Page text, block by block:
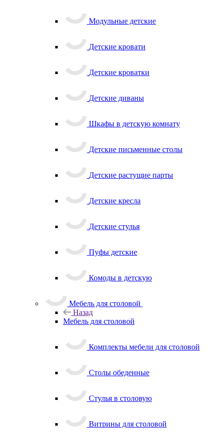
Модульные детские
Детские кровати
Детские кроватки
Детские диваны
Шкафы в детскую комнату
Детские письменные столы
Детские растущие парты
Детские кресла
Детские стулья
Пуфы детские
Комоды в детскую
Мебель для столовой
Назад
Мебель для столовой
Комплекты мебели для столовой
Столы обеденные
Стулья в столовую
Витрины для столовой